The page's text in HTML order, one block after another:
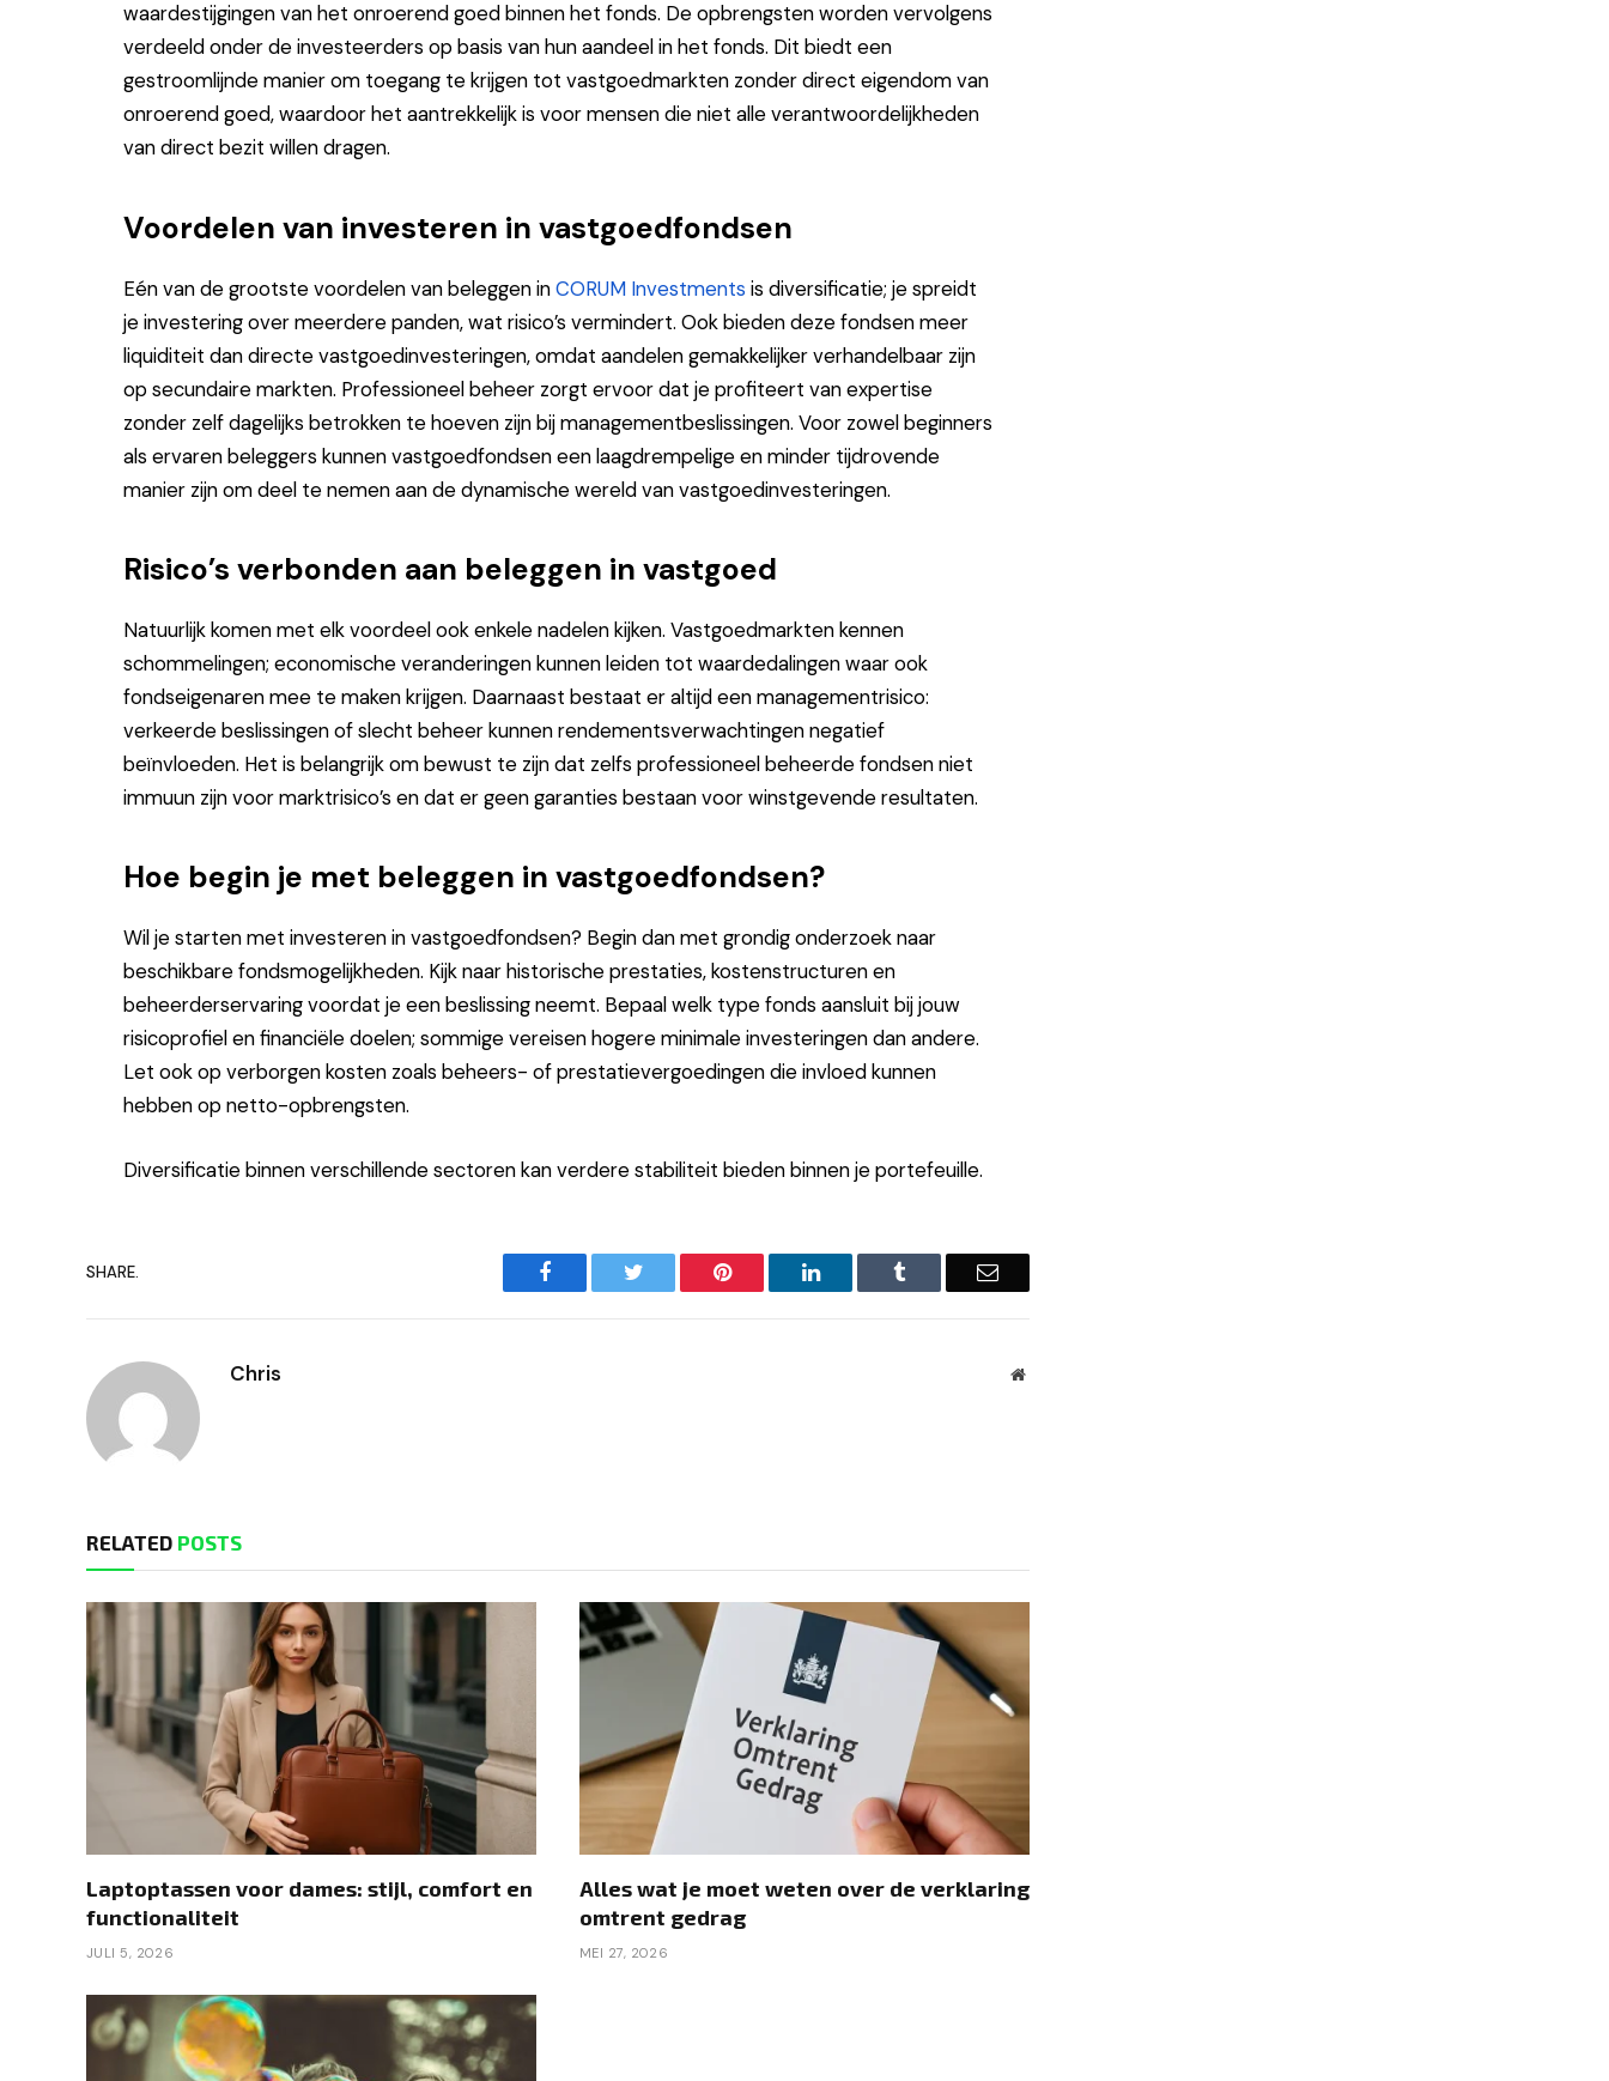
waardestijgingen van het onroerend goed binnen het fonds. De opbrengsten worden vervolgens
verdeeld onder de investeerders op basis van hun aandeel in het fonds. Dit biedt een
gestroomlijnde manier om toegang te krijgen tot vastgoedmarkten zonder direct eigendom van
onroerend goed, waardoor het aantrekkelijk is voor mensen die niet alle verantwoordelijkheden
van direct bezit willen dragen.
Voordelen van investeren in vastgoedfondsen
Eén van de grootste voordelen van beleggen inCORUM Investments is diversificatie; je spreidt
je investering over meerdere panden, wat risico’s vermindert. Ook bieden deze fondsen meer
liquiditeit dan directe vastgoedinvesteringen, omdat aandelen gemakkelijker verhandelbaar zijn
op secundaire markten. Professioneel beheer zorgt ervoor dat je profiteert van expertise
zonder zelf dagelijks betrokken te hoeven zijn bij managementbeslissingen. Voor zowel beginners
als ervaren beleggers kunnen vastgoedfondsen een laagdrempelige en minder tijdrovende
manier zijn om deel te nemen aan de dynamische wereld van vastgoedinvesteringen.
Risico’s verbonden aan beleggen in vastgoed
Natuurlijk komen met elk voordeel ook enkele nadelen kijken. Vastgoedmarkten kennen
schommelingen; economische veranderingen kunnen leiden tot waardedalingen waar ook
fondseigenaren mee te maken krijgen. Daarnaast bestaat er altijd een managementrisico:
verkeerde beslissingen of slecht beheer kunnen rendementsverwachtingen negatief
beïnvloeden. Het is belangrijk om bewust te zijn dat zelfs professioneel beheerde fondsen niet
immuun zijn voor marktrisico’s en dat er geen garanties bestaan voor winstgevende resultaten.
Hoe begin je met beleggen in vastgoedfondsen?
Wil je starten met investeren in vastgoedfondsen? Begin dan met grondig onderzoek naar
beschikbare fondsmogelijkheden. Kijk naar historische prestaties, kostenstructuren en
beheerderservaring voordat je een beslissing neemt. Bepaal welk type fonds aansluit bij jouw
risicoprofiel en financiële doelen; sommige vereisen hogere minimale investeringen dan andere.
Let ook op verborgen kosten zoals beheers- of prestatievergoedingen die invloed kunnen
hebben op netto-opbrengsten.
Diversificatie binnen verschillende sectoren kan verdere stabiliteit bieden binnen je portefeuille.
SHARE. Facebook Twitter Pinterest LinkedIn Tumblr Email
Chris Website
RELATED POSTS
Laptoptassen voor dames: stijl, comfort en
functionaliteit
JULI 5, 2026
Alles wat je moet weten over de verklaring
omtrent gedrag
MEI 27, 2026